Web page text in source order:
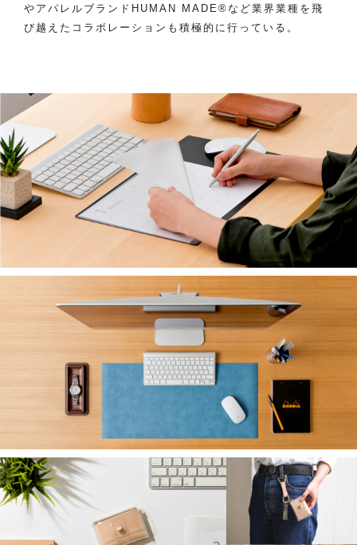
やアパレルブランドHUMAN MADE®など業界業種を飛
び越えたコラボレーションも積極的に行っている。